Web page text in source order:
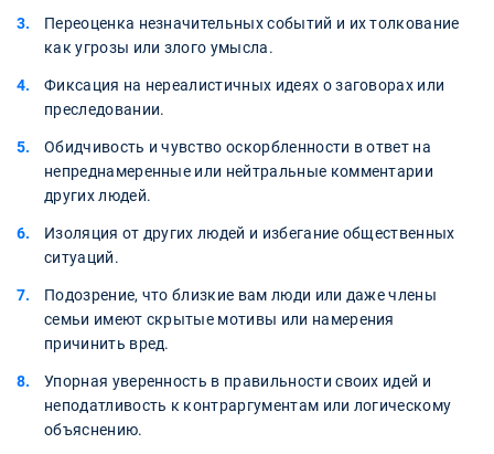
Переоценка незначительных событий и их толкование
как угрозы или злого умысла.
Фиксация на нереалистичных идеях о заговорах или
преследовании.
Обидчивость и чувство оскорбленности в ответ на
непреднамеренные или нейтральные комментарии
других людей.
Изоляция от других людей и избегание общественных
ситуаций.
Подозрение, что близкие вам люди или даже члены
семьи имеют скрытые мотивы или намерения
причинить вред.
Упорная уверенность в правильности своих идей и
неподатливость к контраргументам или логическому
объяснению.